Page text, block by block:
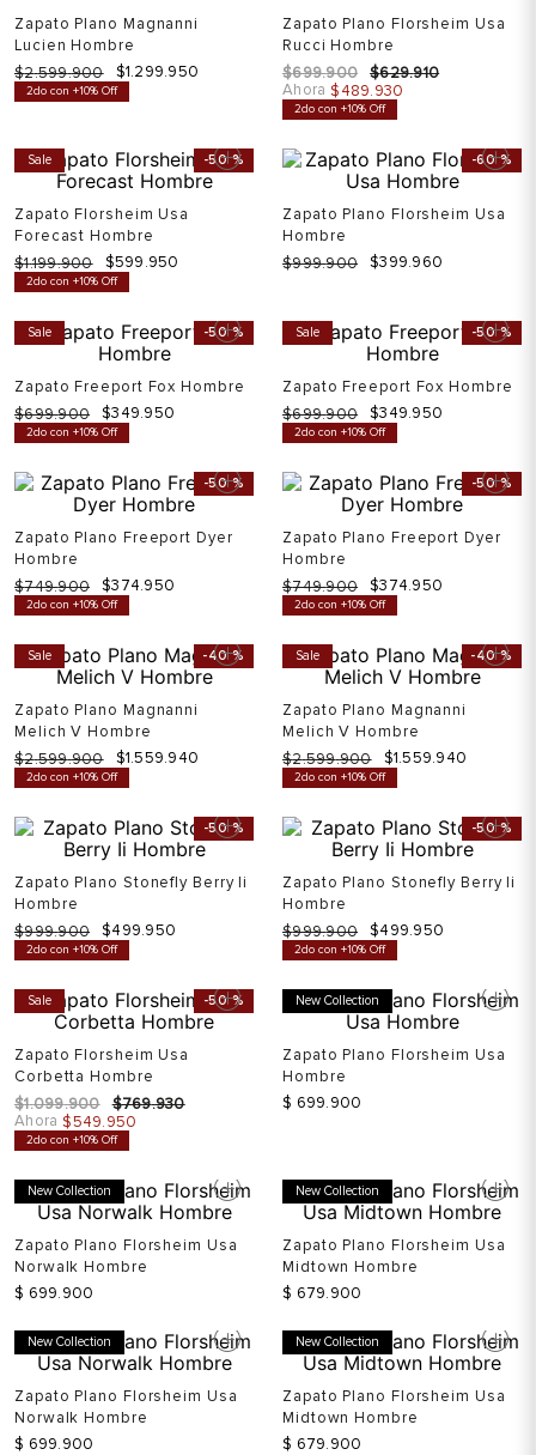
Zapato Plano Magnanni
Lucien Hombre
$2.599.900 $1.299.950
2do con +10% Off
Zapato Plano Florsheim Usa
Rucci Hombre
$699.900 $629.910
Ahora $489.930
2do con +10% Off
Sale -50 %
Zapato Florsheim Usa
Forecast Hombre
$1.199.900 $599.950
2do con +10% Off
-60 %
Zapato Plano Florsheim Usa
Hombre
$999.900 $399.960
Sale -50 %
Zapato Freeport Fox Hombre
$699.900 $349.950
2do con +10% Off
Sale -50 %
Zapato Freeport Fox Hombre
$699.900 $349.950
2do con +10% Off
-50 %
Zapato Plano Freeport Dyer
Hombre
$749.900 $374.950
2do con +10% Off
-50 %
Zapato Plano Freeport Dyer
Hombre
$749.900 $374.950
2do con +10% Off
Sale -40 %
Zapato Plano Magnanni
Melich V Hombre
$2.599.900 $1.559.940
2do con +10% Off
Sale -40 %
Zapato Plano Magnanni
Melich V Hombre
$2.599.900 $1.559.940
2do con +10% Off
-50 %
Zapato Plano Stonefly Berry Ii
Hombre
$999.900 $499.950
2do con +10% Off
-50 %
Zapato Plano Stonefly Berry Ii
Hombre
$999.900 $499.950
2do con +10% Off
Sale -50 %
Zapato Florsheim Usa
Corbetta Hombre
$1.099.900 $769.930
Ahora $549.950
2do con +10% Off
New Collection
Zapato Plano Florsheim Usa
Hombre
$ 699.900
New Collection
Zapato Plano Florsheim Usa
Norwalk Hombre
$ 699.900
New Collection
Zapato Plano Florsheim Usa
Midtown Hombre
$ 679.900
New Collection
Zapato Plano Florsheim Usa
Norwalk Hombre
$ 699.900
New Collection
Zapato Plano Florsheim Usa
Midtown Hombre
$ 679.900